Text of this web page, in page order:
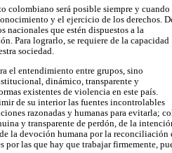
colombiano será posible siempre y cuando
y el ejercicio de los derechos.
nacionales que estén dispuestos a la
Para lograrlo, se requiere de la capacidad
sociedad.
el entendimiento entre grupos, sino
dinámico, transparente y
existentes de violencia en este país.
de su interior las fuentes incontrolables
razonadas y humanas para evitarla;
y transparente de perdón, de la
la devoción humana por la
por las que hay que trabajar firmemente,